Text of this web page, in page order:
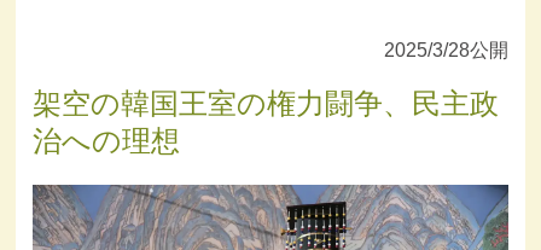
2025/3/28公開
架空の韓国王室の権力闘争、民主政
治への理想